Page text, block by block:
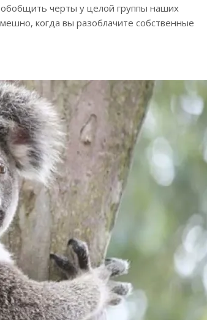
черты у целой группы наших
когда вы разоблачите собственные